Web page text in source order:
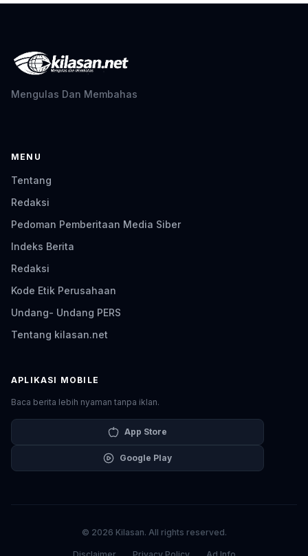
Mengulas Dan Membahas
MENU
Tentang
Redaksi
Pedoman Pemberitaan Media Siber
Indeks Berita
Redaksi
Kode Etik Perusahaan
Undang- Undang PERS
Tentang kilasan.net
APLIKASI MOBILE
Baca berita lebih nyaman tanpa iklan.
App Store
Google Play
© 2026 Kilasan. All rights reserved.